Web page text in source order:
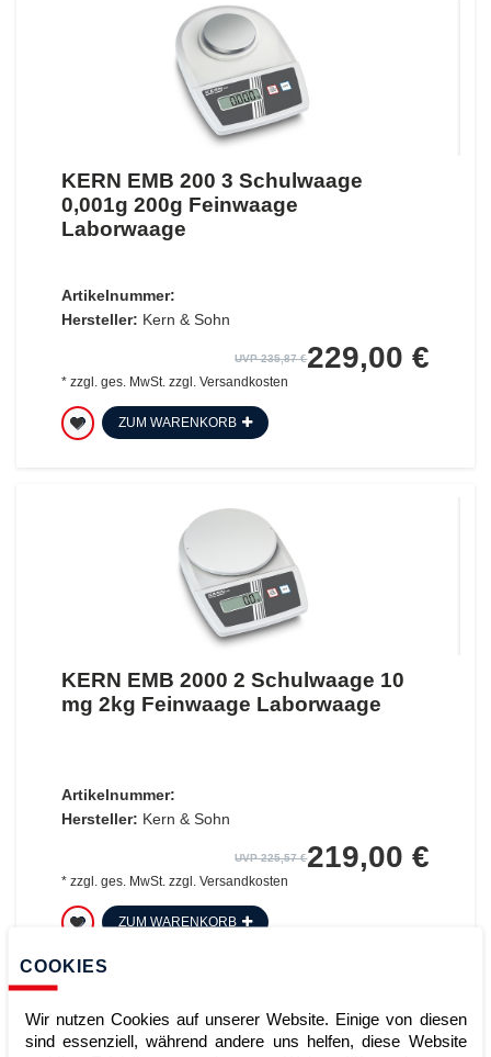
KERN EMB 200 3 Schulwaage
0,001g 200g Feinwaage
Laborwaage
Artikelnummer:
Hersteller: Kern & Sohn
UVP 235,87 €229,00 €
* zzgl. ges. MwSt. zzgl. Versandkosten
ZUM WARENKORB
KERN EMB 2000 2 Schulwaage 10
mg 2kg Feinwaage Laborwaage
Artikelnummer:
Hersteller: Kern & Sohn
UVP 225,57 €219,00 €
* zzgl. ges. MwSt.zzgl. Versandkosten
ZUM WARENKORB
COOKIES
Wir nutzen Cookies auf unserer Website. Einige von diesen
sind essenziell, während andere uns helfen, diese Website